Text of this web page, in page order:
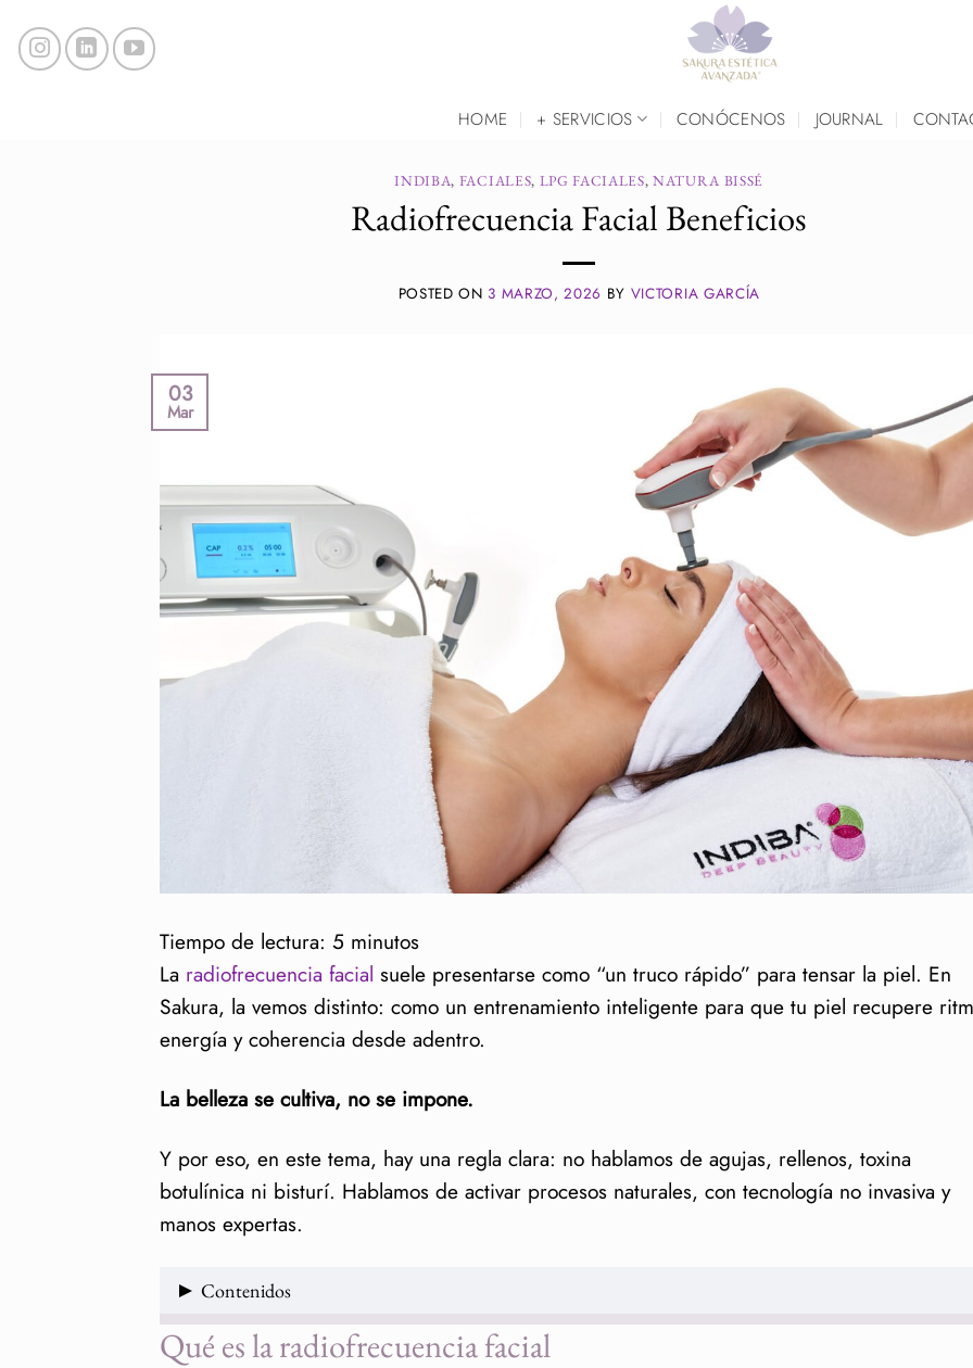
contenido
HOME + SERVICIOS CONÓCENOS JOURNAL
INDIBA, FACIALES, LPG FACIALES, NATURA BISSÉ
Radiofrecuencia Facial Beneficios
POSTED ON 3 MARZO, 2026 BY VICTORIA GARCÍA
03
Mar
Tiempo de lectura: 5 minutos
La radiofrecuencia facial suele presentarse como “un truco rápido” para tensar la piel. En
Sakura, la vemos distinto: como un entrenamiento inteligente para que tu piel recupere
energía y coherencia desde adentro.
La belleza se cultiva, no se impone.
Y por eso, en este tema, hay una regla clara: no hablamos de agujas, rellenos, toxina
botulínica ni bisturí. Hablamos de activar procesos naturales, con tecnología no invasiva y
manos expertas.
Contenidos
Qué es la radiofrecuencia facial
Qué es la radiofrecuencia facial